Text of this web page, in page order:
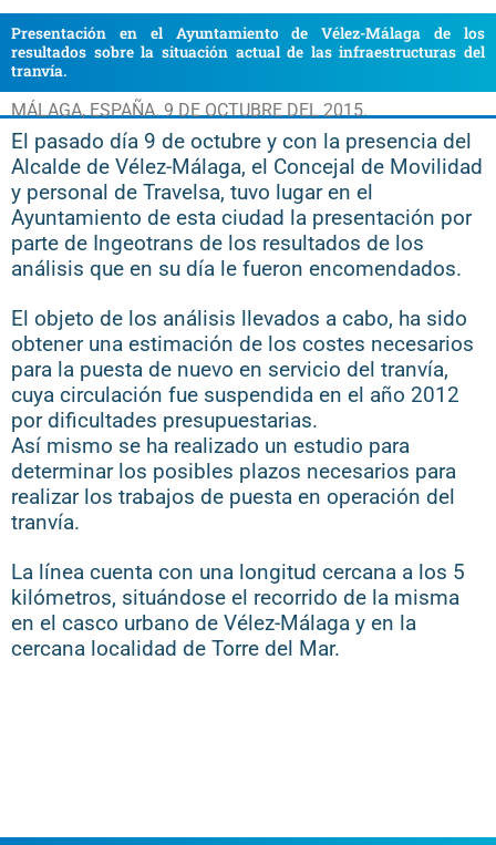
Presentación en el Ayuntamiento de Vélez-Málaga de los
resultados sobre la situación actual de las infraestructuras del
tranvía.
MÁLAGA, ESPAÑA. 9 DE OCTUBRE DEL 2015.
El pasado día 9 de octubre y con la presencia del
Alcalde de Vélez-Málaga, el Concejal de Movilidad
y personal de Travelsa, tuvo lugar en el
Ayuntamiento de esta ciudad la presentación por
parte de Ingeotrans de los resultados de los
análisis que en su día le fueron encomendados.
El objeto de los análisis llevados a cabo, ha sido
obtener una estimación de los costes necesarios
para la puesta de nuevo en servicio del tranvía,
cuya circulación fue suspendida en el año 2012
por dificultades presupuestarias.
Así mismo se ha realizado un estudio para
determinar los posibles plazos necesarios para
realizar los trabajos de puesta en operación del
tranvía.
La línea cuenta con una longitud cercana a los 5
kilómetros, situándose el recorrido de la misma
en el casco urbano de Vélez-Málaga y en la
cercana localidad de Torre del Mar.